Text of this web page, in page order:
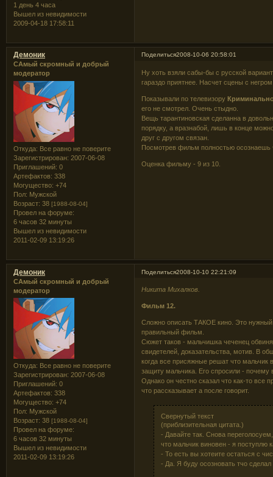
1 день 4 часа
Вышел из невидимости
2009-04-18 17:58:11
Поделиться2008-10-06 20:58:01
Демоник
САмый скромный и добрый
модератор
Откуда: Все равно не поверите
Зарегистрирован: 2007-06-08
Приглашений: 0
Артефактов: 338
Могущество: +74
Пол: Мужской
Возраст: 38 [1988-08-04]
Провел на форуме:
6 часов 32 минуты
Вышел из невидимости
2011-02-09 13:19:26
Ну хоть взяли сабы-бы с русской
гараздо приятнее. Насчет сцены с
Показывали по телевизору
его не смотрел. Очень стыдно.
Вещь тарантиновская сделанна в
порядку, а вразнабой, лишь в конце
друг с другом связан.
Посмотрев фильм полностью осознаешь
Оценка фильму - 9 из 10.
Поделиться2008-10-10 22:21:09
Демоник
САмый скромный и добрый
модератор
Откуда: Все равно не поверите
Зарегистрирован: 2007-06-08
Приглашений: 0
Артефактов: 338
Могущество: +74
Пол: Мужской
Возраст: 38 [1988-08-04]
Провел на форуме:
6 часов 32 минуты
Вышел из невидимости
2011-02-09 13:19:26
Никита Михалков.
Фильм 12.
Сложно описать ТАКОЕ кино. Это
правильный фильм.
Сюжет таков - мальчишка чеченец
свидетелей, доказательства, мотив. В
когда все присяжные решат что мальчик
защиту мальчика. Его спросили - почему
Однако он честно сказал что как-то все
что рассказывает а после говорит.
Свернутый текст
(приблизительная цитата.)
- Давайте так. Снова
что мальчик виновен - я поступлю
- То есть вы хотеите остаться с
- Да. Я буду осозновать тчо